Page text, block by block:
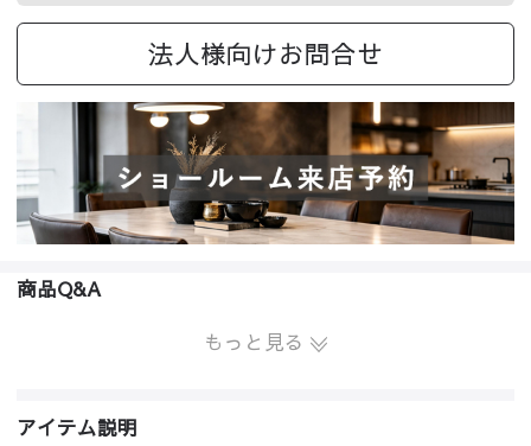
法人様向けお問合せ
商品Q&A
もっと見る
アイテム説明